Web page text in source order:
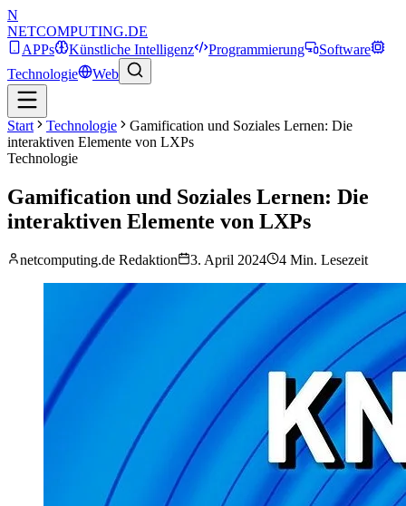
N
NETCOMPUTING.DE
APPs
Künstliche Intelligenz Programmierung
Software
Technologie
Web
Start Technologie
Gamification und Soziales Lernen: Die
interaktiven Elemente von LXPs
Technologie
Gamification und Soziales Lernen: Die
interaktiven Elemente von LXPs
netcomputing.de Redaktion 3. April 2024 4 Min. Lesezeit